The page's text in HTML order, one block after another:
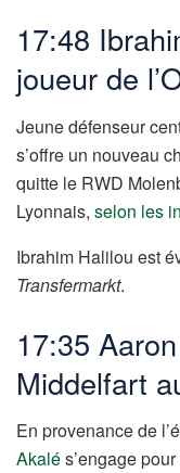
17:48
joueur de
Jeune défenseur
s’offre un nouveau
quitte le RWD
Lyonnais, selon les
Ibrahim Halilou est
Transfermarkt.
17:35
Middelfart
En provenance de
Akalés’engage